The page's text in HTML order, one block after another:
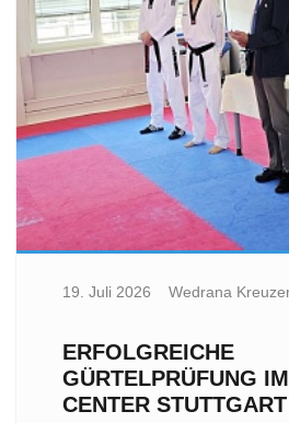
19. Juli 2026 Wedrana
ERFOLGREICHE
GÜRTELPRÜFUNG
CENTER STUTTGART